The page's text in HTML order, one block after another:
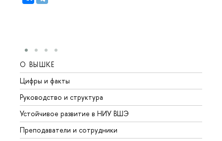
О ВЫШКЕ
Цифры и факты
Руководство и структура
Устойчивое развитие в НИУ ВШЭ
Преподаватели и сотрудники